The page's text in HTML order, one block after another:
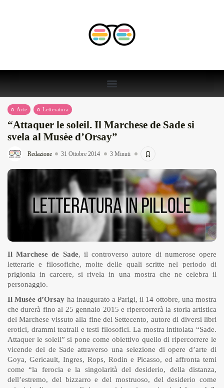
Arte Letteratura
“Attaquer le soleil. Il Marchese de Sade si
svela al Musèe d’Orsay”
Redazione 31 Ottobre 2014 3 Minuti
Il Marchese de Sade, il controverso autore di numerose opere
letterarie e filosofiche, molte delle quali scritte nel periodo di
prigionia in carcere, si rivela in una mostra che ne celebra il
personaggio.
Il Musèe d’Orsay ha inaugurato a Parigi, il 14 ottobre, una mostra
che durerà fino al 25 gennaio 2015 e ripercorrerà la storia artistica
del Marchese vissuto alla fine del Settecento, autore di diversi libri
erotici, drammi teatrali e testi filosofici. La mostra intitolata “Sade.
Attaquer le soleil” si pone come obiettivo quello di ripercorrere le
vicende del de Sade attraverso una selezione di opere d’arte di
Goya, Gericault, Ingres, Rops, Rodin e Picasso, ed affronta temi
come “la ferocia e la singolarità del desiderio, della distanza,
dell’estremo, del bizzarro e del mostruoso, del desiderio come